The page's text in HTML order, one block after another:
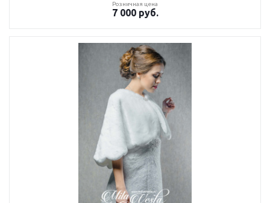
Розничная цена
7 000руб.